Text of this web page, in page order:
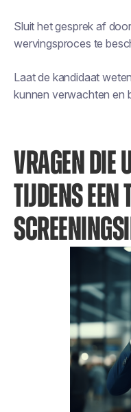
Sluit het gesprek af
wervingsproces te
Laat de kandidaat
kunnen verwachten en
VRAGEN DIE
TIJDENS EEN